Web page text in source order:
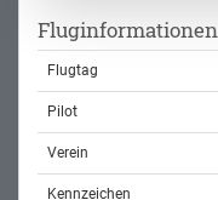
Fluginformationen
Flugtag
Pilot
Verein
Kennzeichen